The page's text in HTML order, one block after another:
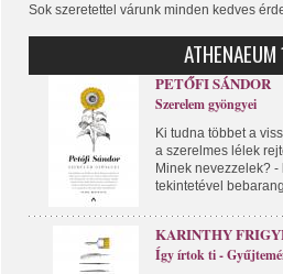
Sok szeretettel várunk minden kedves
PETŐFI SÁNDOR
Szerelem gyöngyei
Ki tudna többet a
a szerelmes lélek
Minek nevezzelek?
tekintetével
KARINTHY
Így írtok ti -